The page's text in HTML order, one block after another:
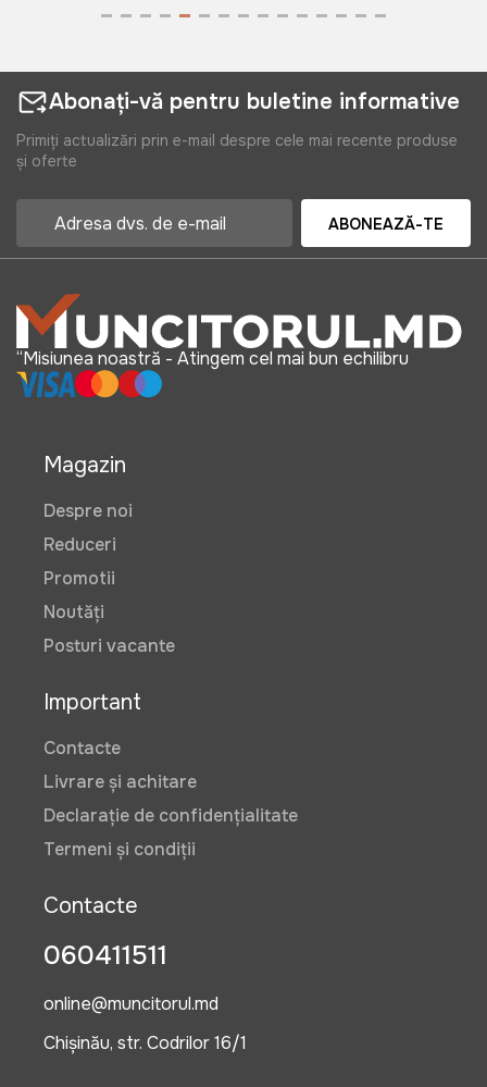
Abonați-vă pentru buletine informative
Primiți actualizări prin e-mail despre cele mai recente produse
și oferte
ABONEAZĂ-TE
“Misiunea noastră - Atingem cel mai bun echilibru
Magazin
Despre noi
Reduceri
Promotii
Noutăți
Posturi vacante
Important
Contacte
Livrare și achitare
Declarație de confidențialitate
Termeni și condiții
Contacte
060411511
online@muncitorul.md
Chișinău, str. Codrilor 16/1